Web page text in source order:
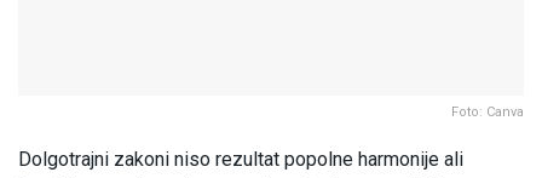
Foto: Canva
Dolgotrajni zakoni niso rezultat popolne harmonije ali